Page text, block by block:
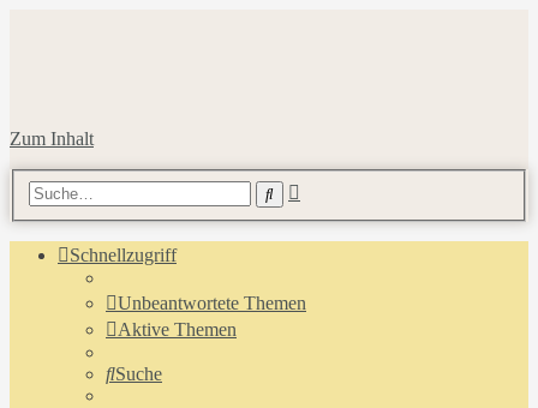
Zum Inhalt
Suche
Schnellzugriff
Unbeantwortete Themen
Aktive Themen
Suche